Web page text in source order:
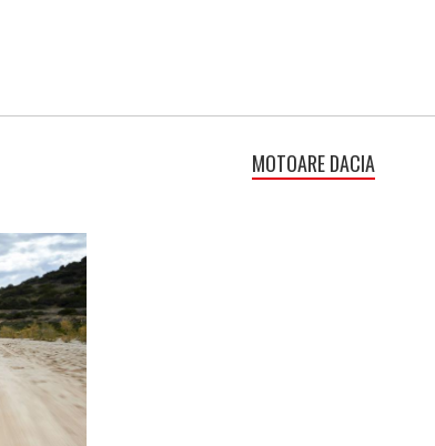
MOTOARE DACIA